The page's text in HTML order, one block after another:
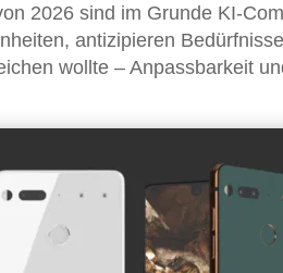
2026 sind im Grunde KI-
antizipieren
wollte – Anpassbarkeit